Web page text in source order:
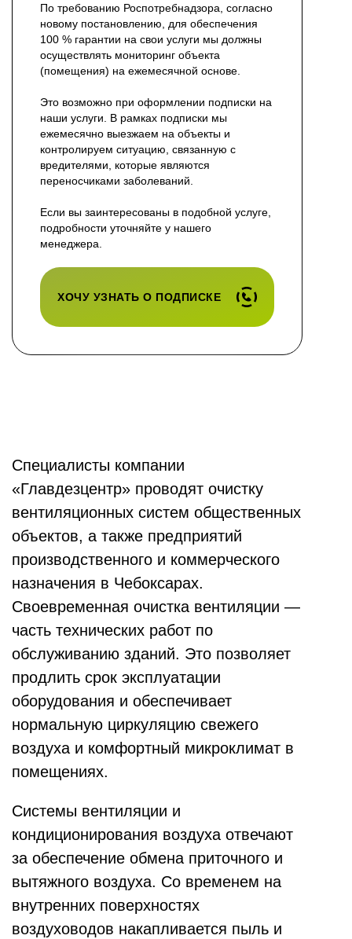
По требованию Роспотребнадзора, согласно
новому постановлению, для обеспечения
100 % гарантии на свои услуги мы должны
осуществлять мониторинг объекта
(помещения) на ежемесячной основе.
Это возможно при оформлении подписки на
наши услуги. В рамках подписки мы
ежемесячно выезжаем на объекты и
контролируем ситуацию, связанную с
вредителями, которые являются
переносчиками заболеваний.
Если вы заинтересованы в подобной услуге,
подробности уточняйте у нашего
менеджера.
ХОЧУ УЗНАТЬ О ПОДПИСКЕ
Специалисты компании
«Главдезцентр» проводят очистку
вентиляционных систем общественных
объектов, а также предприятий
производственного и коммерческого
назначения в Чебоксарах.
Своевременная очистка вентиляции —
часть технических работ по
обслуживанию зданий. Это позволяет
продлить срок эксплуатации
оборудования и обеспечивает
нормальную циркуляцию свежего
воздуха и комфортный микроклимат в
помещениях.
Системы вентиляции и
кондиционирования воздуха отвечают
за обеспечение обмена приточного и
вытяжного воздуха. Со временем на
внутренних поверхностях
воздуховодов накапливается пыль и